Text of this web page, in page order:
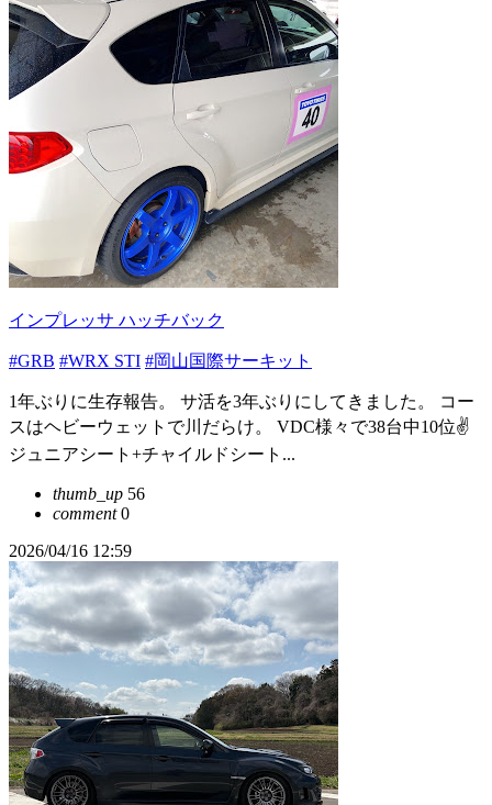
インプレッサ ハッチバック
#GRB #WRX STI #岡山国際サーキット
1年ぶりに生存報告。 サ活を3年ぶりにしてきました。 コー
スはヘビーウェットで川だらけ。 VDC様々で38台中10位✌️
ジュニアシート+チャイルドシート...
thumb_up 56
comment0
2026/04/16 12:59